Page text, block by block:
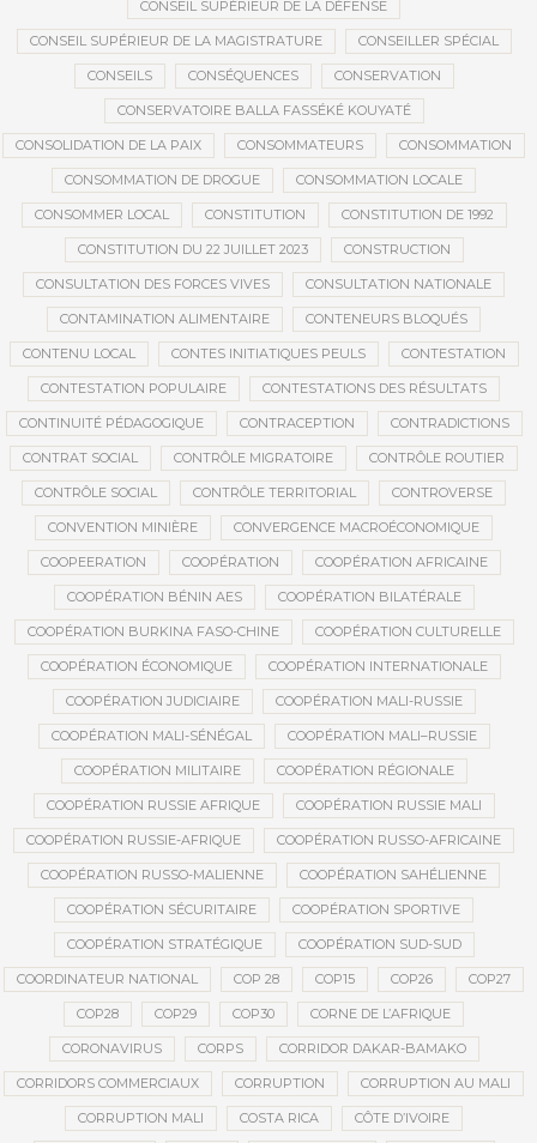
CONSEIL SUPÉRIEUR DE LA DÉFENSE
CONSEIL SUPÉRIEUR DE LA MAGISTRATURE CONSEILLER SPÉCIAL
CONSEILS CONSÉQUENCES CONSERVATION
CONSERVATOIRE BALLA FASSÉKÉ KOUYATÉ
CONSOLIDATION DE LA PAIX CONSOMMATEURS CONSOMMATION
CONSOMMATION DE DROGUE CONSOMMATION LOCALE
CONSOMMER LOCAL CONSTITUTION CONSTITUTION DE 1992
CONSTITUTION DU 22 JUILLET 2023 CONSTRUCTION
CONSULTATION DES FORCES VIVES CONSULTATION NATIONALE
CONTAMINATION ALIMENTAIRE CONTENEURS BLOQUÉS
CONTENU LOCAL CONTES INITIATIQUES PEULS CONTESTATION
CONTESTATION POPULAIRE CONTESTATIONS DES RÉSULTATS
CONTINUITÉ PÉDAGOGIQUE CONTRACEPTION CONTRADICTIONS
CONTRAT SOCIAL CONTRÔLE MIGRATOIRE CONTRÔLE ROUTIER
CONTRÔLE SOCIAL CONTRÔLE TERRITORIAL CONTROVERSE
CONVENTION MINIÈRE CONVERGENCE MACROÉCONOMIQUE
COOPEERATION COOPÉRATION COOPÉRATION AFRICAINE
COOPÉRATION BÉNIN AES COOPÉRATION BILATÉRALE
COOPÉRATION BURKINA FASO-CHINE COOPÉRATION CULTURELLE
COOPÉRATION ÉCONOMIQUE COOPÉRATION INTERNATIONALE
COOPÉRATION JUDICIAIRE COOPÉRATION MALI-RUSSIE
COOPÉRATION MALI-SÉNÉGAL COOPÉRATION MALI–RUSSIE
COOPÉRATION MILITAIRE COOPÉRATION RÉGIONALE
COOPÉRATION RUSSIE AFRIQUE COOPÉRATION RUSSIE MALI
COOPÉRATION RUSSIE-AFRIQUE COOPÉRATION RUSSO-AFRICAINE
COOPÉRATION RUSSO-MALIENNE COOPÉRATION SAHÉLIENNE
COOPÉRATION SÉCURITAIRE COOPÉRATION SPORTIVE
COOPÉRATION STRATÉGIQUE COOPÉRATION SUD-SUD
COORDINATEUR NATIONAL COP 28 COP15 COP26 COP27
COP28 COP29 COP30 CORNE DE L’AFRIQUE
CORONAVIRUS CORPS CORRIDOR DAKAR-BAMAKO
CORRIDORS COMMERCIAUX CORRUPTION CORRUPTION AU MALI
CORRUPTION MALI COSTA RICA CÔTE D’IVOIRE